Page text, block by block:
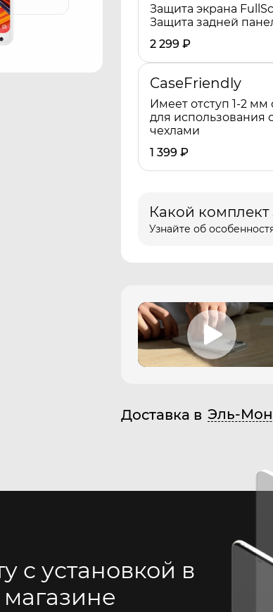
Защита экрана
Защита задней
2 299 ₽
CaseFriendly
Имеет отступ 1-2 мм
для использования
чехлами
1 399 ₽
Какой
Узнайте об
Доставка в Эль-
с установкой в